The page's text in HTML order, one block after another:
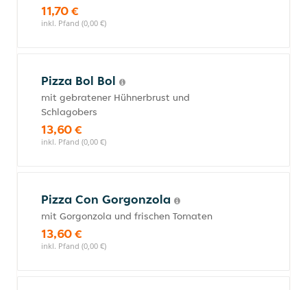
11,70 €
inkl. Pfand (0,00 €)
Pizza Bol Bol
mit gebratener Hühnerbrust und
Schlagobers
13,60 €
inkl. Pfand (0,00 €)
Pizza Con Gorgonzola
mit Gorgonzola und frischen Tomaten
13,60 €
inkl. Pfand (0,00 €)